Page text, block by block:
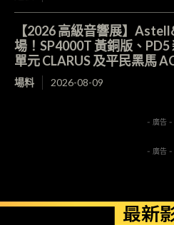
【2026 高級音響展】
場！SP4000T 黃銅版、
單元 CLARUS 及平民黑馬
場料 2026-08-09
- 廣告 -
- 廣告 -
最新